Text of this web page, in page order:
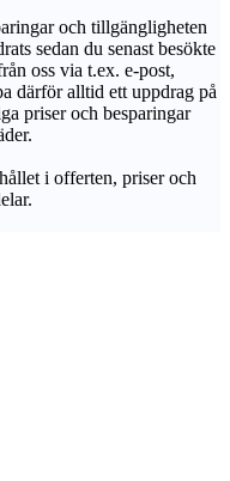
och tillgängligheten
sedan du senast besökte
oss via t.ex. e-post,
därför alltid ett uppdrag på
priser och besparingar
i offerten, priser och